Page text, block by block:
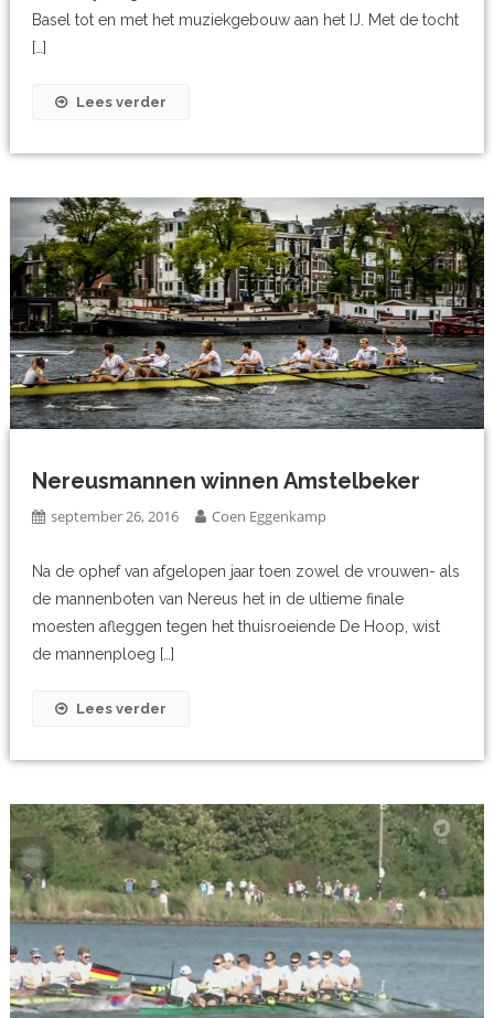
Basel tot en met het muziekgebouw aan het IJ. Met de tocht
[…]
Lees verder
Nereusmannen winnen Amstelbeker
september 26, 2016 Coen Eggenkamp
Na de ophef van afgelopen jaar toen zowel de vrouwen- als
de mannenboten van Nereus het in de ultieme finale
moesten afleggen tegen het thuisroeiende De Hoop, wist
de mannenploeg […]
Lees verder